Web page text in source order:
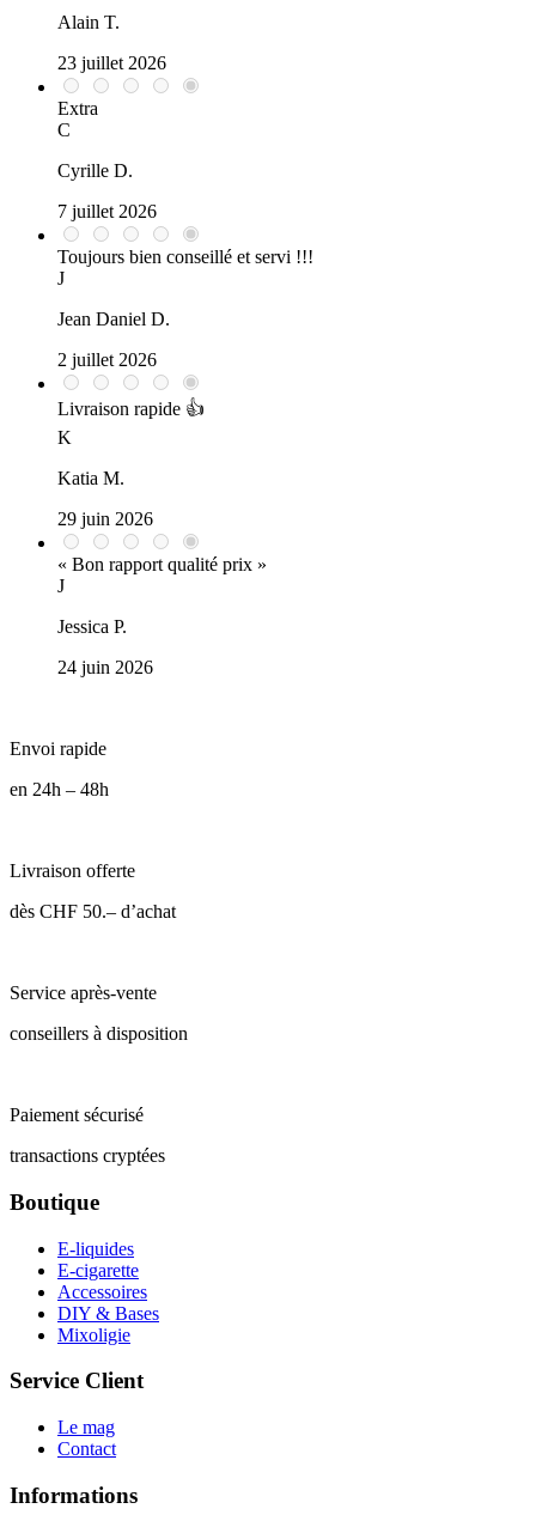
Alain T.
23 juillet 2026
Extra
C
Cyrille D.
7 juillet 2026
Toujours bien conseillé et servi !!!
J
Jean Daniel D.
2 juillet 2026
Livraison rapide 👍
K
Katia M.
29 juin 2026
« Bon rapport qualité prix »
J
Jessica P.
24 juin 2026
Envoi rapide
en 24h – 48h
Livraison offerte
dès CHF 50.– d’achat
Service après-vente
conseillers à disposition
Paiement sécurisé
transactions cryptées
Boutique
E-liquides
E-cigarette
Accessoires
DIY & Bases
Mixoligie
Service Client
Le mag
Contact
Informations